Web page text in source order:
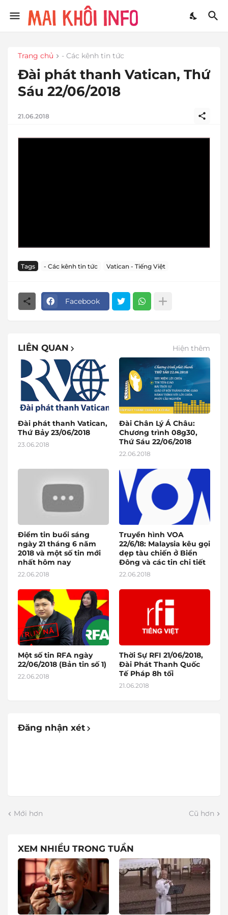
Trang chủ - Các kênh tin tức
Đài phát thanh Vatican, Thứ
Sáu 22/06/2018
21.06.2018
Tags - Các kênh tin tức Vatican - Tiếng Việt
Facebook
LIÊN QUAN Hiện thêm
Đài phát thanh Vatican,
Thứ Bảy 23/06/2018
23.06.2018
Đài Chân Lý Á Châu:
Chương trình 08g30,
Thứ Sáu 22/06/2018
22.06.2018
Điểm tin buổi sáng
ngày 21 tháng 6 năm
2018 và một số tin mới
nhất hôm nay
22.06.2018
Truyền hình VOA
22/6/18: Malaysia kêu gọi
dẹp tàu chiến ở Biển
Đông và các tin chi tiết
22.06.2018
Một số tin RFA ngày
22/06/2018 (Bản tin số 1)
22.06.2018
Thời Sự RFI 21/06/2018,
Đài Phát Thanh Quốc
Tế Pháp 8h tối
21.06.2018
Đăng nhận xét
Mới hơn Cũ hơn
XEM NHIỀU TRONG TUẦN